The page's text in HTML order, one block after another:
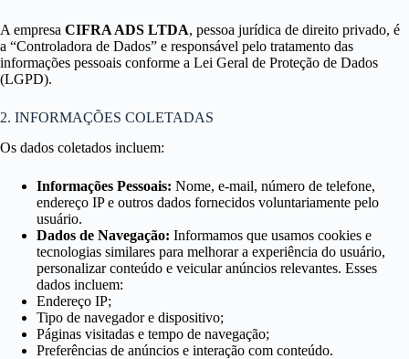
A empresa CIFRA ADS LTDA, pessoa jurídica de direito privado, é
a “Controladora de Dados” e responsável pelo tratamento das
informações pessoais conforme a Lei Geral de Proteção de Dados
(LGPD).
2. INFORMAÇÕES COLETADAS
Os dados coletados incluem:
Informações Pessoais: Nome, e-mail, número de telefone,
endereço IP e outros dados fornecidos voluntariamente pelo
usuário.
Dados de Navegação: Informamos que usamos cookies e
tecnologias similares para melhorar a experiência do usuário,
personalizar conteúdo e veicular anúncios relevantes. Esses
dados incluem:
Endereço IP;
Tipo de navegador e dispositivo;
Páginas visitadas e tempo de navegação;
Preferências de anúncios e interação com conteúdo.